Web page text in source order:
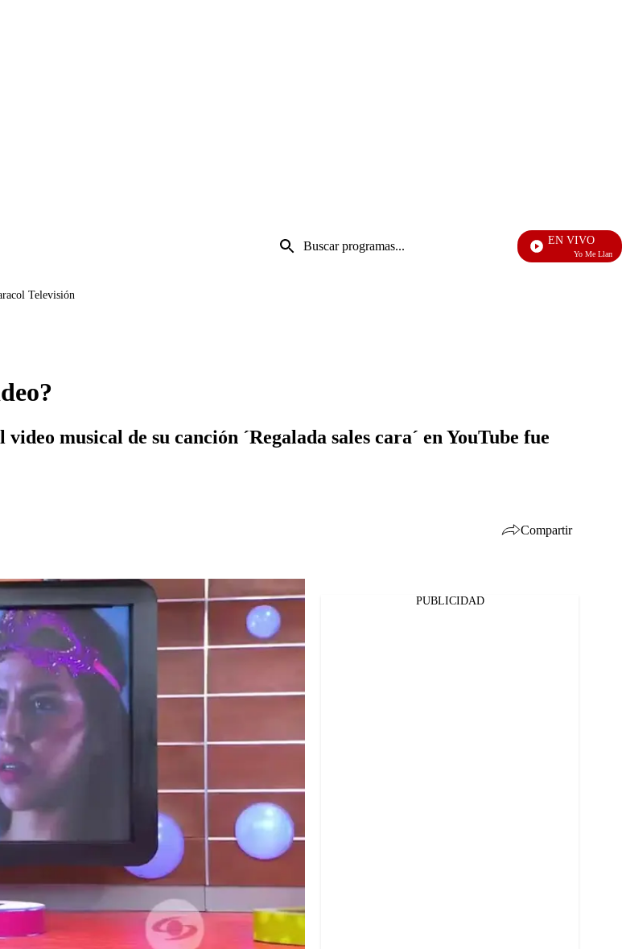
Entrada
de
EN VIVO
Yo Me Llamo
Televisión
musical de su canción ´Regalada sales cara´ en YouTube fue
Compartir
Whatsapp
PUBLICIDAD